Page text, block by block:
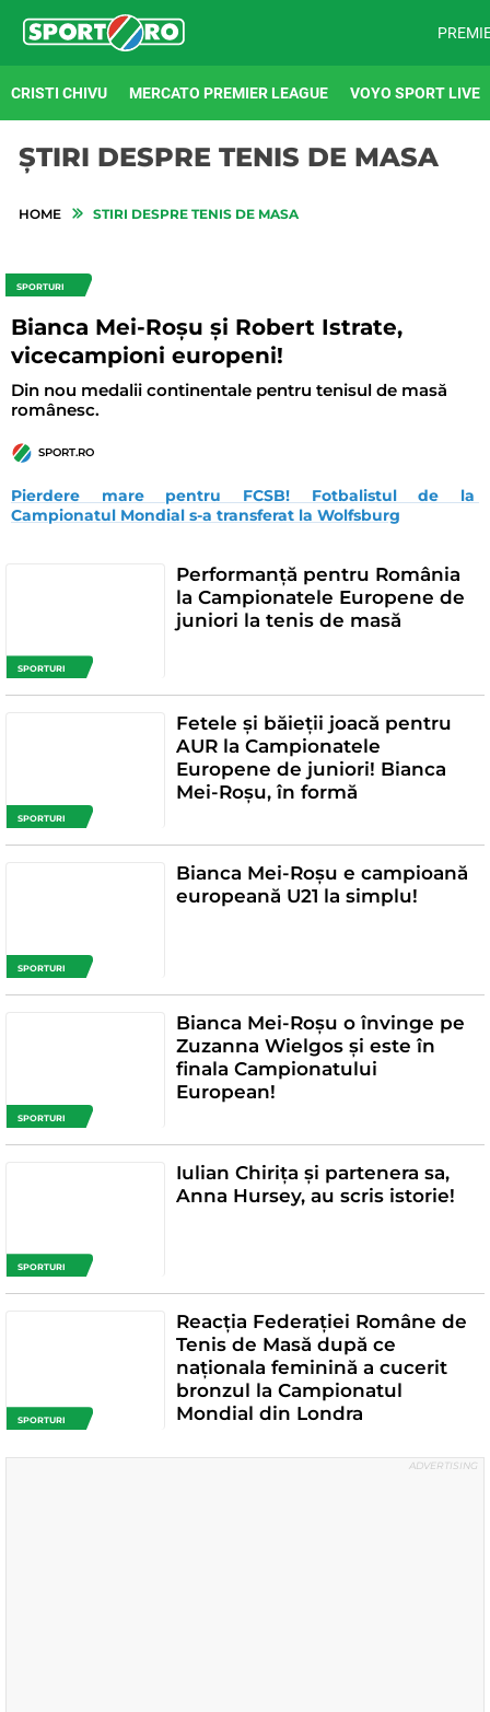
CRISTI CHIVU MERCATO PREMIER LEAGUE VOYO SPORT LIVE
ȘTIRI DESPRE TENIS DE MASA
HOME STIRI DESPRE TENIS DE MASA
SPORTURI
Bianca Mei-Roșu și Robert Istrate,
vicecampioni europeni!
Din nou medalii continentale pentru tenisul de masă
românesc.
SPORT.RO
Pierdere mare pentru FCSB! Fotbalistul de la
Campionatul Mondial s-a transferat la Wolfsburg
SPORTURI
Performanță pentru România
la Campionatele Europene de
juniori la tenis de masă
SPORTURI
Fetele și băieții joacă pentru
AUR la Campionatele
Europene de juniori! Bianca
Mei-Roșu, în formă
SPORTURI
Bianca Mei-Roşu e campioană
europeană U21 la simplu!
SPORTURI
Bianca Mei-Roșu o învinge pe
Zuzanna Wielgos și este în
finala Campionatului
European!
SPORTURI
Iulian Chiriţa și partenera sa,
Anna Hursey, au scris istorie!
SPORTURI
Reacția Federației Române de
Tenis de Masă după ce
naționala feminină a cucerit
bronzul la Campionatul
Mondial din Londra